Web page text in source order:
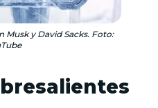
Musk y David Sacks. Foto: